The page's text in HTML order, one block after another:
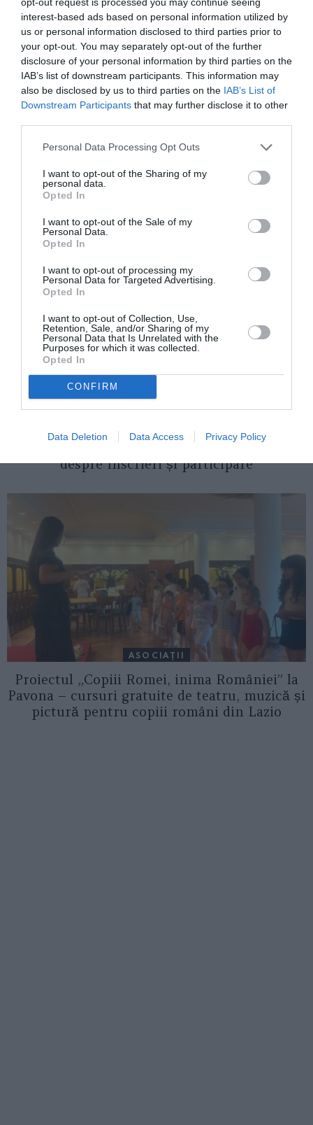
interest-based ads based on personal information utilized by
us or personal information disclosed to third parties prior to
your opt-out. You may separately opt-out of the further
disclosure of your personal information by third parties on the
IAB’s list of downstream participants. This information may
also be disclosed by us to third parties on the IAB’s List of
Downstream Participants that may further disclose it to other
Personal Data Processing Opt Outs
I want to opt-out of the Sharing of my
personal data.
Opted In
I want to opt-out of the Sale of my
Personal Data.
Opted In
I want to opt-out of processing my
Personal Data for Targeted Advertising.
Opted In
I want to opt-out of Collection, Use,
Retention, Sale, and/or Sharing of my
Personal Data that Is Unrelated with the
Purposes for which it was collected.
Opted In
CONFIRM
Data Deletion Data Access Privacy Policy
See
more
Articolul anterior
S-a lansat de la Mangalia comunitatea
virtuală online ”Românii de pretutindeni”.
Un român din Italia, primul care s-a
conectat cu ministrul Cristian David
Următorul articol
Expoziţii, spectacole şi concerte, organizate
de ICR la Roma cu ocazia Zilei Limbii
Române
AȚI PUTEA DORI DE
ASEMENEA
Concursul Miss Badante 2026: informații
despre înscrieri și participare
ASOCIAŢII
Proiectul „Copiii Romei, inima României” la
Pavona – cursuri gratuite de teatru, muzică și
pictură pentru copiii români din Lazio